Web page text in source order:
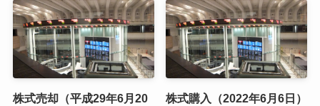
株式売却（平成29年6月20
株式購入（2022年6月6日）